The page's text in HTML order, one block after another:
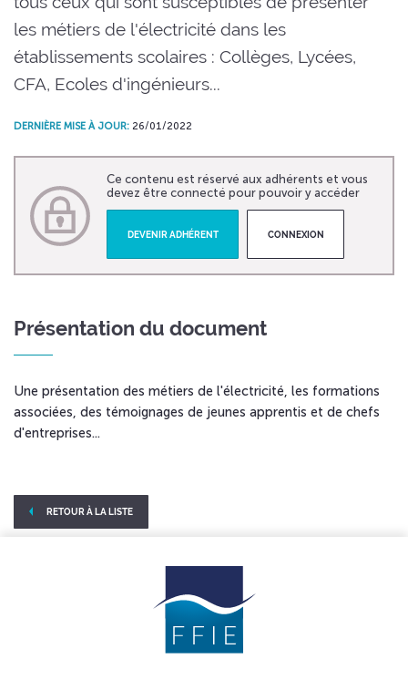
les métiers de l'électricité dans les
établissements scolaires : Collèges, Lycées,
CFA, Ecoles d'ingénieurs...
DERNIÈRE MISE À JOUR: 26/01/2022
Ce contenu est réservé aux adhérents et vous
devez être connecté pour pouvoir y accéder
DEVENIR ADHÉRENT CONNEXION
Présentation du document
Une présentation des métiers de l'électricité, les formations
associées, des témoignages de jeunes apprentis et de chefs
d'entreprises...
RETOUR À LA LISTE